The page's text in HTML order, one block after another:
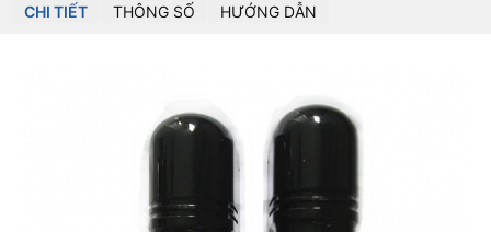
CHI TIẾT
THÔNG SỐ HƯỚNG DẪN